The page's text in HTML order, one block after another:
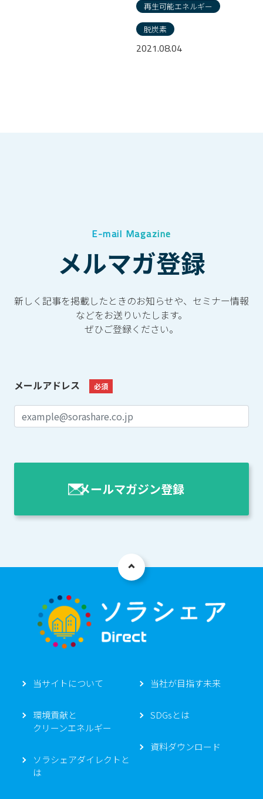
再生可能エネルギー
脱炭素
2021.08.04
E-mail Magazine
メルマガ登録
新しく記事を掲載したときのお知らせや、セミナー情報
などをお送りいたします。
ぜひご登録ください。
メールアドレス 必須
メールマガジン登録
当サイトについて
環境貢献と
クリーンエネルギー
ソラシェアダイレクトと
は
当社が目指す未来
SDGsとは
資料ダウンロード